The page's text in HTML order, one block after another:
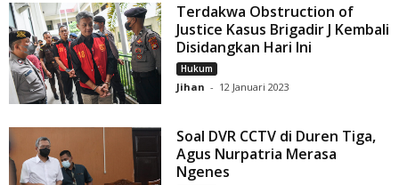
Terdakwa Obstruction of
Justice Kasus Brigadir J Kembali
Disidangkan Hari Ini
Hukum
Jihan - 12 Januari 2023
Soal DVR CCTV di Duren Tiga,
Agus Nurpatria Merasa
Ngenes